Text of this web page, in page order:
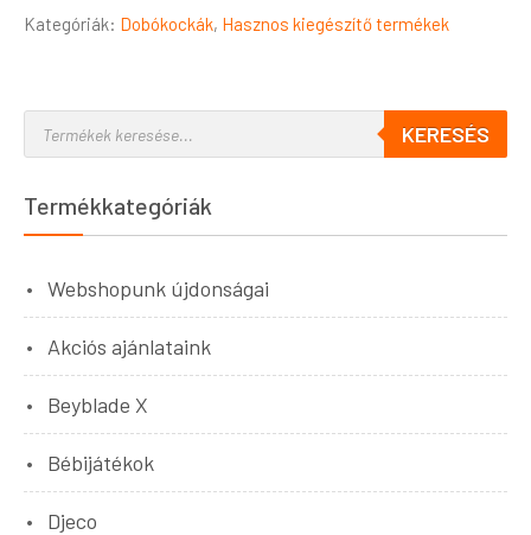
Kategóriák: Dobókockák, Hasznos kiegészítő termékek
KERESÉS
Termékkategóriák
Webshopunk újdonságai
Akciós ajánlataink
Beyblade X
Bébijátékok
Djeco